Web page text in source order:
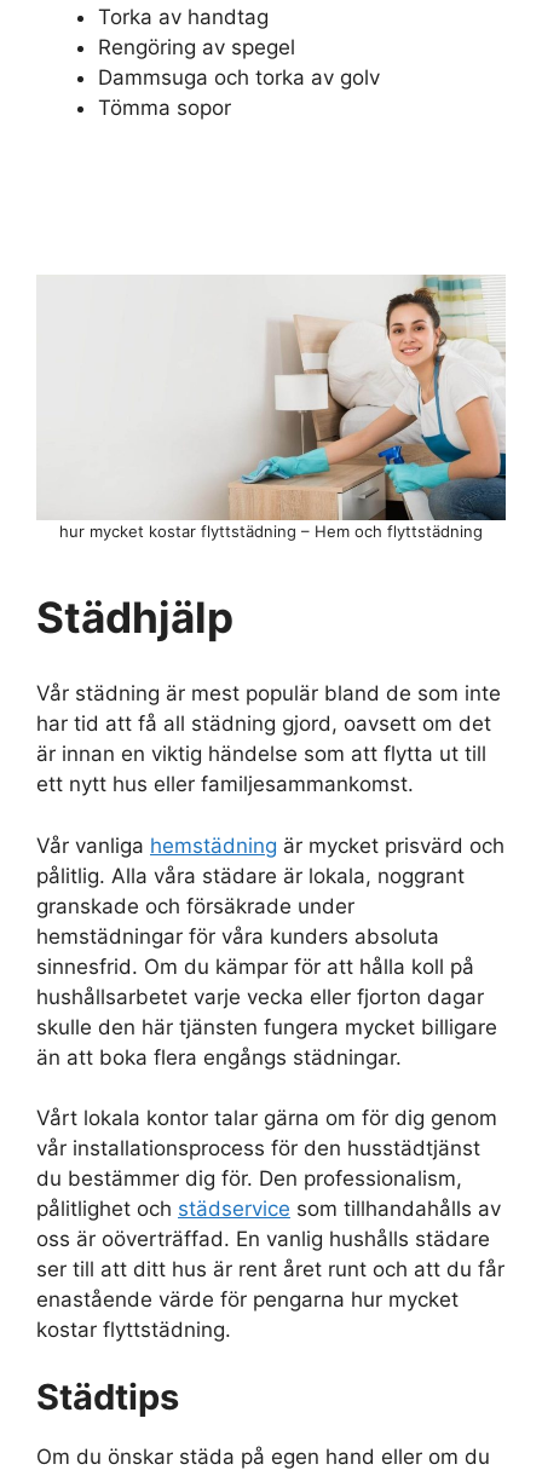
Torka av handtag
Rengöring av spegel
Dammsuga och torka av golv
Tömma sopor
Städhjälp
Vår städning är mest populär bland de som inte
har tid att få all städning gjord, oavsett om det
är innan en viktig händelse som att flytta ut till
ett nytt hus eller familjesammankomst.
Vår vanliga hemstädning är mycket prisvärd och
pålitlig. Alla våra städare är lokala, noggrant
granskade och försäkrade under
hemstädningar för våra kunders absoluta
sinnesfrid. Om du kämpar för att hålla koll på
hushållsarbetet varje vecka eller fjorton dagar
skulle den här tjänsten fungera mycket billigare
än att boka flera engångs städningar.
Vårt lokala kontor talar gärna om för dig genom
vår installationsprocess för den husstädtjänst
du bestämmer dig för. Den professionalism,
pålitlighet och städservice som tillhandahålls av
oss är oöverträffad. En vanlig hushålls städare
ser till att ditt hus är rent året runt och att du får
enastående värde för pengarna hur mycket
kostar flyttstädning.
Städtips
Om du önskar städa på egen hand eller om du
hur mycket kostar flyttstädning – Hem och flyttstädning